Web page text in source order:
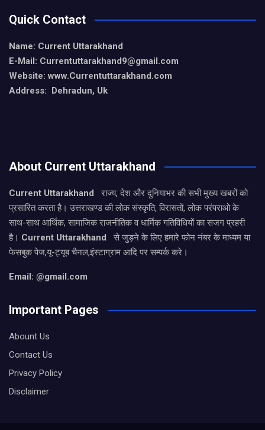
Quick Contact
Name: Current Uttarakhand
E-Mail: Currentuttarakhand9@gmail.com
Website: www.Currentuttarakhand.com
Address: Dehradun, Uk
About Current Uttarakhand
Current Uttarakhand
राज्य, देश और दुनियाभर की सभी मुख्य खबरों को
प्रसारित करता है। उत्तराखण्ड की लोक संस्कृति, विरासतों, लोक परंपराओ के
साथ-साथ आर्थिक, सामाजिक राजनीतिक व धार्मिक गतिविधियों का सजग प्रहरी
है। Current Uttarakhand
से जुड़ने के लिए हमारे फोन नंबर के माध्यम या
फेसबुक पेज,यू-ट्यूब चैनल,इंस्टाग्राम आदि पर सम्पर्क करे।
Email: @gmail.com
Important Pages
Abount Us
Contact Us
Privacy Policy
Disclaimer